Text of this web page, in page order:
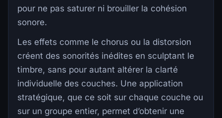
pour ne pas saturer ni brouiller la cohésion
sonore.
Les effets comme le chorus ou la distorsion
créent des sonorités inédites en sculptant le
timbre, sans pour autant altérer la clarté
individuelle des couches. Une application
stratégique, que ce soit sur chaque couche ou
sur un groupe entier, permet d’obtenir une